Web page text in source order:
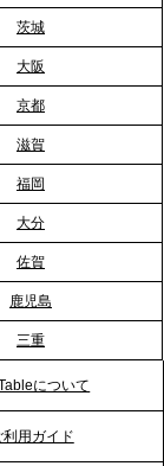
く福利厚生
日限定の
る《出張
コ」で悩
グで“福利
「恵方
茨城
大阪
京都
滋賀
福岡
大分
佐賀
鹿児島
三重
について
利用ガイド